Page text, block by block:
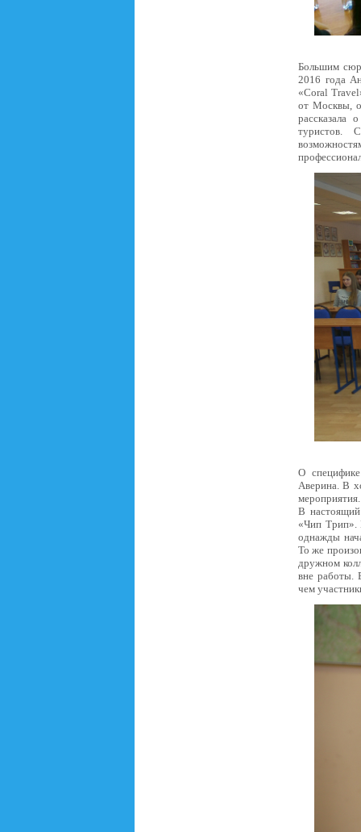
Большим
2016 года
«Coral
от Москвы,
рассказала
туристов.
О специфике
Аверина. В
В настоящий
«Чип Трип».
однажды
То же
дружном
вне работы.
чем